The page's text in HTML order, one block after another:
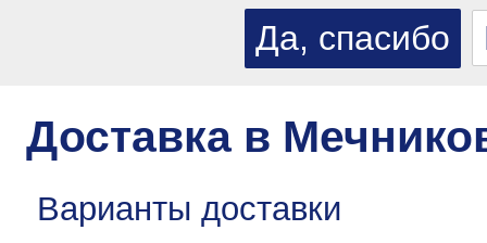
Доставка в
Варианты доставки